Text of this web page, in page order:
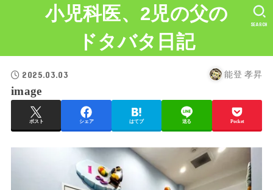
小児科医、2児の父の
ドタバタ日記
SEARCH
2025.03.03 能登 孝昇
image
ポスト シェア はてブ 送る Pocket